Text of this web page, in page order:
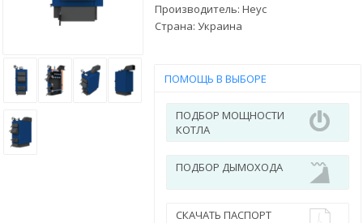
Производитель: Неус
Страна: Украина
ПОМОЩЬ В ВЫБОРЕ
ПОДБОР МОЩНОСТИ
КОТЛА
ПОДБОР ДЫМОХОДА
СКАЧАТЬ ПАСПОРТ